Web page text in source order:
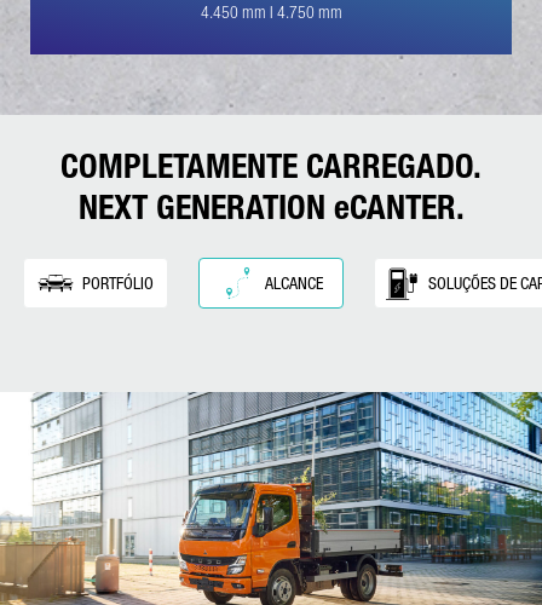
Friendly Captcha
4.450 mm I 4.750 mm
COMPLETAMENTE CARREGADO.
NEXT GENERATION eCANTER.
PORTFÓLIO ALCANCE SOLUÇÕES DE